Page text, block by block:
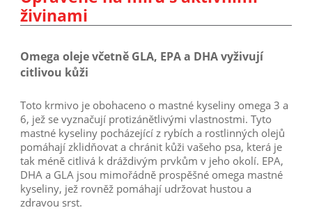
živinami
Omega oleje včetně GLA, EPA a DHA vyživují
citlivou kůži
Toto krmivo je obohaceno o mastné kyseliny omega 3 a
6, jež se vyznačují protizánětlivými vlastnostmi. Tyto
mastné kyseliny pocházející z rybích a rostlinných olejů
pomáhají zklidňovat a chránit kůži vašeho psa, která je
tak méně citlivá k dráždivým prvkům v jeho okolí. EPA,
DHA a GLA jsou mimořádně prospěšné omega mastné
kyseliny, jež rovněž pomáhají udržovat hustou a
zdravou srst.